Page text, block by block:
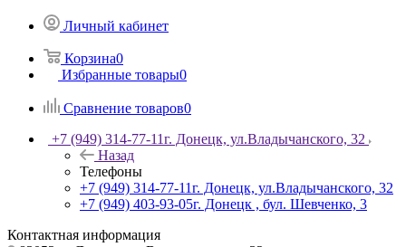
Личный кабинет
Корзина0
Избранные товары0
Сравнение товаров0
+7 (949) 314-77-11г. Донецк, ул.Владычанского, 32
Назад
Телефоны
+7 (949) 314-77-11г. Донецк, ул.Владычанского, 32
+7 (949) 403-93-05г. Донецк , бул. Шевченко, 3
Контактная информация